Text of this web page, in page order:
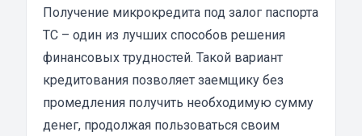
Никакого профессионализма и
Разочарование и раздражение - это все, что я
испытал в результате этого кредита...
Получение микрокредита под залог паспорта
ТС – один из лучших способов решения
финансовых трудностей. Такой вариант
кредитования позволяет заемщику без
промедления получить необходимую сумму
денег, продолжая пользоваться своим